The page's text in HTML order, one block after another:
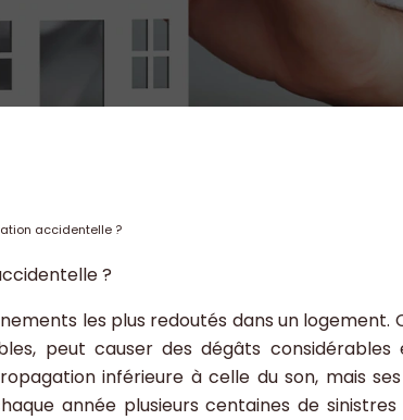
accidentelle ?
?
les plus redoutés dans un
peut causer des dégâts
inférieure à celle du son, mais
année plusieurs centaines de